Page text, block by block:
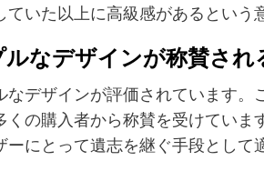
いた以上に高級感があるという
なデザインが称賛され
デザインが評価されています。
くの購入者から称賛を受けていま
にとって遺志を継ぐ手段として